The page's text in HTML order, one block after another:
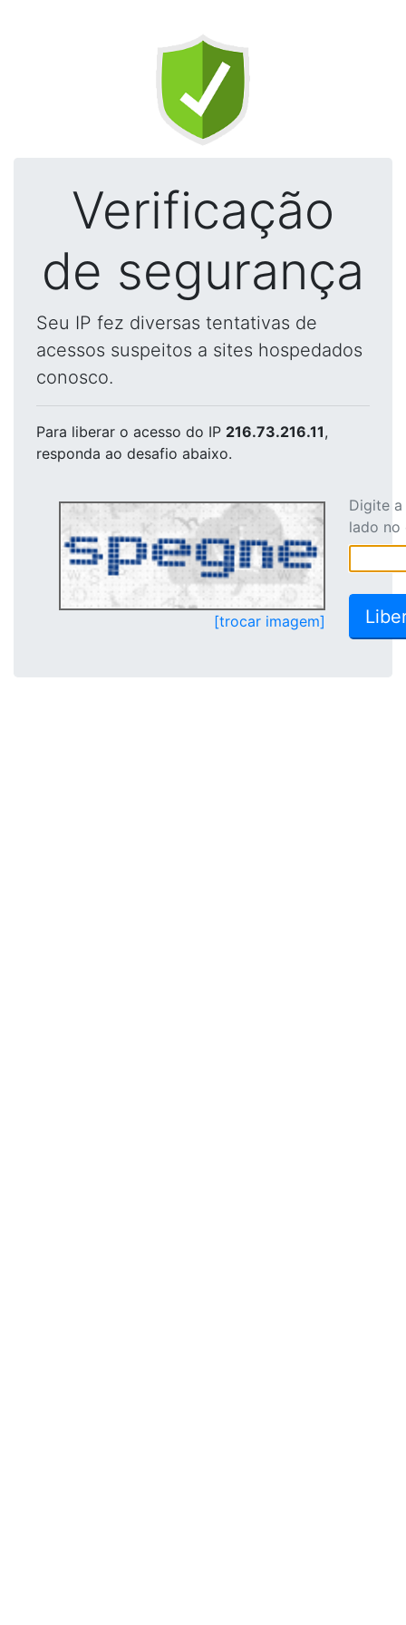
Verificação
de segurança
Seu IP fez diversas tentativas de
acessos suspeitos a sites hospedados
conosco.
Para liberar o acesso do IP 216.73.216.11,
responda ao desafio abaixo.
[trocar imagem]
Digite
lado no